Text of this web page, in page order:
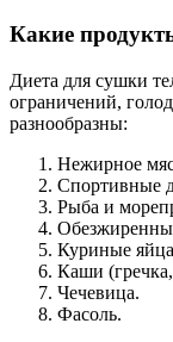
Какие
Диета для сушки
ограничений,
разнообразны:
Нежирное
Спортивные
Рыба и
Куриные
Каши
Чечевица.
Фасоль.